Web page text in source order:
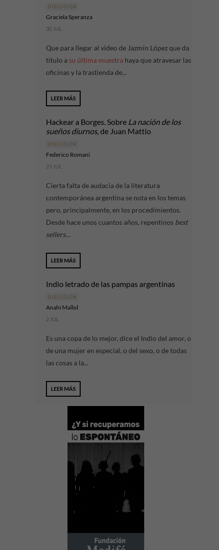
DISCUSIÓN
Graciela Speranza
30 JUL
Que para llegar al video de Jazmín López que da
título a su última muestra haya que atravesar las
oficinas y la trastienda de...
LEER MÁS
Hackear a Borges. Sobre La nación de los
sueños diurnos, de Juan Mattio
DISCUSIÓN
Federico Romani
23 JUL
Cierta falta de audacia de la literatura
contemporánea argentina se nota en los temas
pero, principalmente, en los procedimientos.
Desde hace unos cuantos años, repentinos best
sellers...
LEER MÁS
Indio letrado de las pampas argentinas
DISCUSIÓN
Anahí Mallol
2 JUL
Es una copa de lo mejor, dice el Indio del amor, o
de una mujer en especial, o del sexo, o de todas
las cosas a la...
LEER MÁS